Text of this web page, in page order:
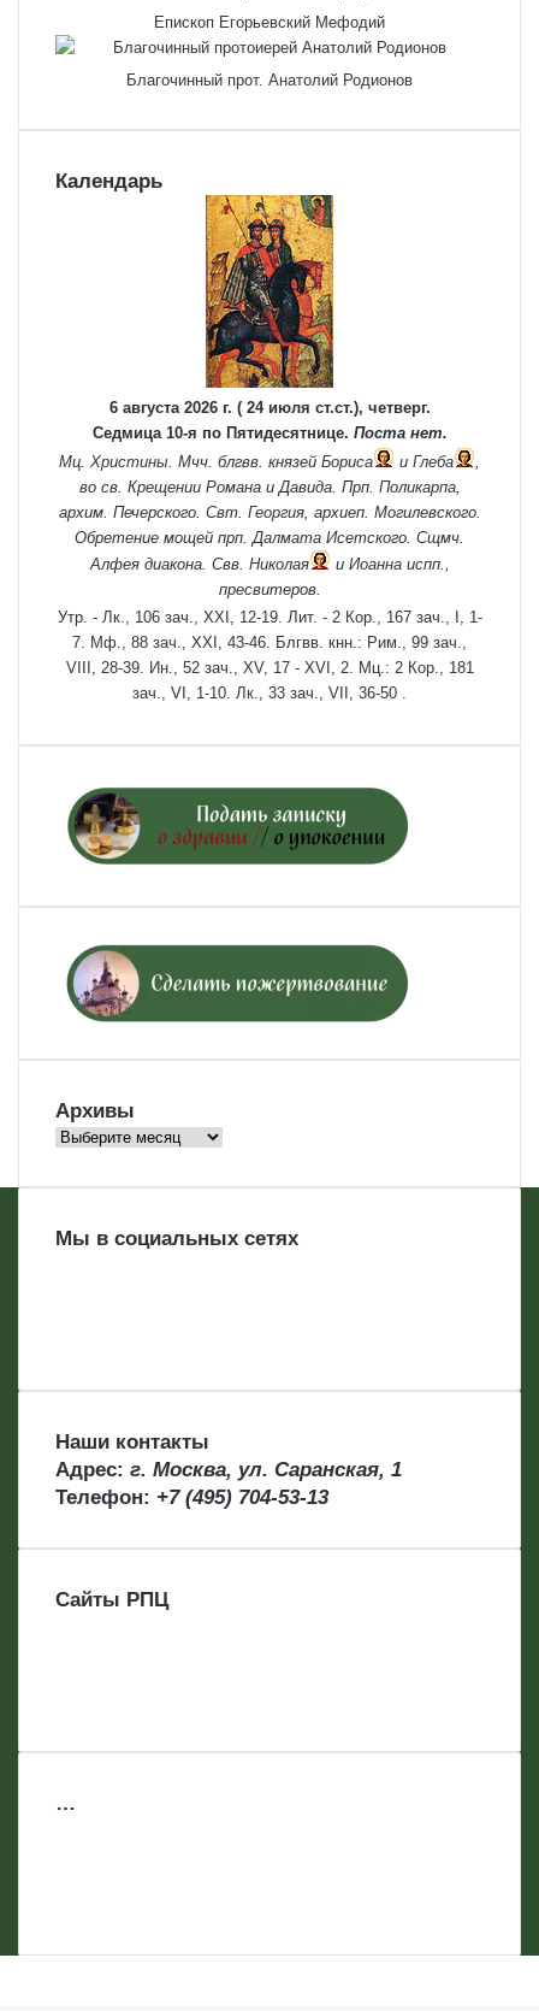
Епископ Егорьевский Мефодий
Благочинный прот. Анатолий Родионов
Календарь
6 августа 2026 г. ( 24 июля ст.ст.), четверг.
Седмица 10-я по Пятидесятнице. Поста нет.
Мц. Христины . Мчч. блгвв. князей Бориса и Глеба
во св. Крещении Романа и Давида. Прп. Поликарпа,
архим. Печерского. Свт. Георгия, архиеп. Могилевского.
Обретение мощей прп. Далмата Исетского. Сщмч.
Алфеядиакона. Свв. Николая и Иоаннаиспп.,
пресвитеров.
Утр. - Лк., 106 зач., XXI, 12-19. Лит. - 2 Кор., 167 зач., I, 1-
7. Мф., 88 зач., XXI, 43-46. Блгвв. кнн.: Рим., 99 зач.,
VIII, 28-39. Ин., 52 зач., XV, 17 - XVI, 2. Мц.: 2 Кор., 181
зач., VI, 1-10. Лк., 33 зач., VII, 36-50
Архивы
Архивы
Мы в социальных сетях
Наши контакты
Адрес: г. Москва, ул. Саранская, 1
Телефон: +7 (495) 704-53-13
Сайты РПЦ
…